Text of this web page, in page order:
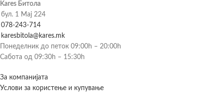
Kares Битола
бул. 1 Мај 224
078-243-714
karesbitola@kares.mk
Понеделник до петок 09:00h – 20:00h
Сабота од 09:30h – 15:30h
За компанијата
Услови за користење и купување